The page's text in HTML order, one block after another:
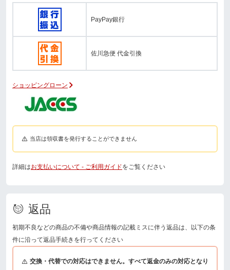
PayPay銀行
佐川急便 代金引換
ショッピングローン
当店は領収書を発行することができません
詳細はお支払いについて - ご利用ガイドをご覧ください
返品
初期不良などの商品の不備や商品情報の記載ミスに伴う返品は、以下の条
件に沿って返品手続きを行ってください
交換・代替での対応はできません。すべて返金のみの対応となり